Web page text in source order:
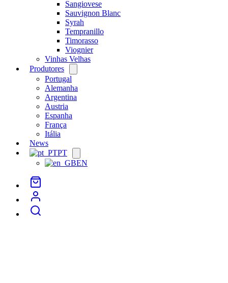
Sangiovese
Sauvignon Blanc
Syrah
Tempranillo
Timorasso
Viognier
Vinhas Velhas
Produtores
menu
Portugal
Alemanha
Argentina
Austria
Espanha
França
Itália
News
PT
menu
EN